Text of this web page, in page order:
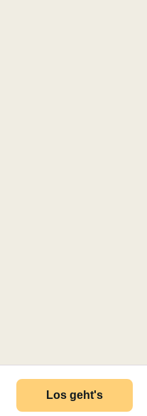
Los geht's
Datenschutzerklärung